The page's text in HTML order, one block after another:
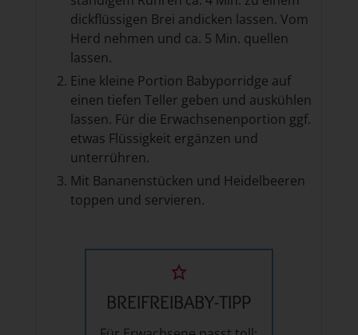
dickflüssigen Brei andicken lassen. Vom
Herd nehmen und ca. 5 Min. quellen
lassen.
Eine kleine Portion Babyporridge auf
einen tiefen Teller geben und auskühlen
lassen. Für die Erwachsenenportion ggf.
etwas Flüssigkeit ergänzen und
unterrühren.
Mit Bananenstücken und Heidelbeeren
toppen und servieren.
BREIFREIBABY-TIPP